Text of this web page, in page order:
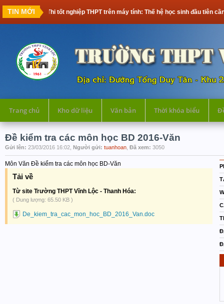
TIN MỚIThi tốt nghiệp THPT trên máy tính: Thế hệ học sinh đầu tiên cần
Trang chủ Kho dữ liệu Văn bản Thời khóa biểu
Đề kiểm tra các môn học BD 2016-Văn
Gửi lên: 23/03/2016 16:02, Người gửi: tuanhoan Đã xem: 3050
Môn Văn Đề kiểm tra các môn học BD-Văn
Tải về
Từ site Trường THPT Vĩnh Lộc - Thanh Hóa:
( Dung lượng: 65.50 KB )
De_kiem_tra_cac_mon_hoc_BD_2016_Van.doc